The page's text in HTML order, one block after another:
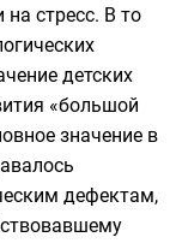
стресс. В то
детских
«большой
значение в
дефектам,